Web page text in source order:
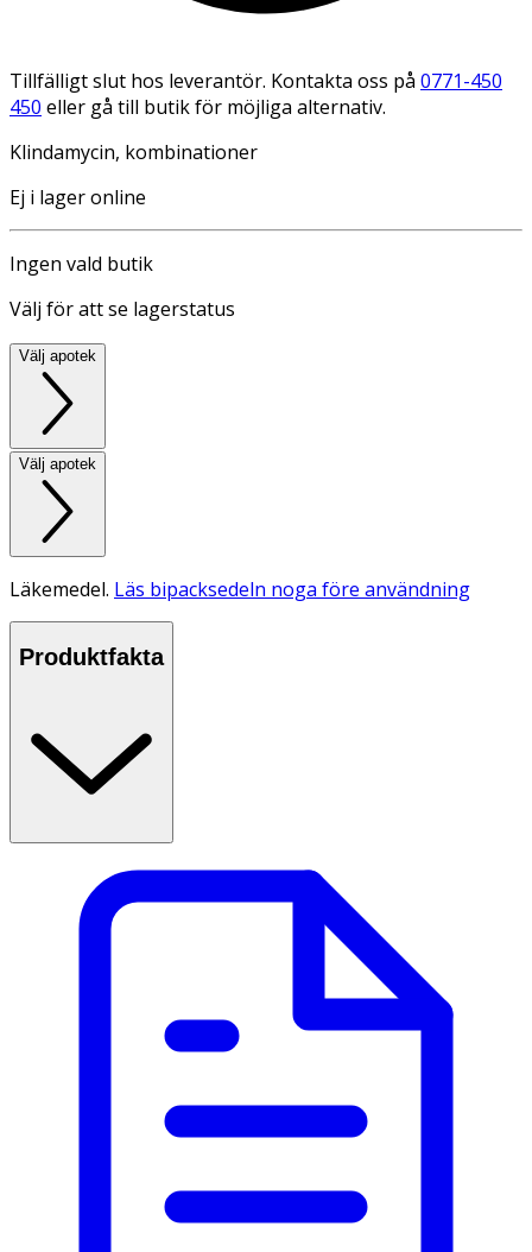
Tillfälligt slut hos leverantör. Kontakta oss på 0771-450
450 eller gå till butik för möjliga alternativ.
Klindamycin, kombinationer
Ej i lager online
Ingen vald butik
Välj för att se lagerstatus
Välj apotek
Välj apotek
Läkemedel. Läs bipacksedeln noga före användning
Produktfakta